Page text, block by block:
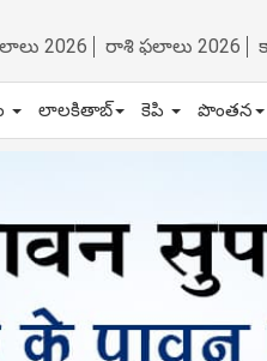
2026 రాశి ఫలాలు 2026
లాలకితాబ్ కెపి పొంతన